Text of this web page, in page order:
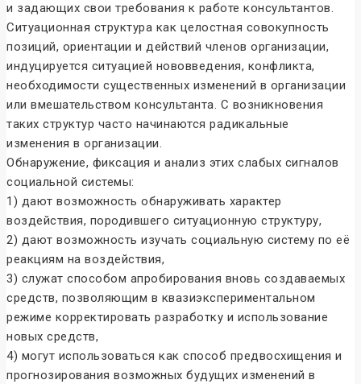
и задающих свои требования к работе консультантов.
Ситуационная структура как целостная совокупность
позиций, ориентации и действий членов организации,
индуцируется ситуацией нововведения, конфликта,
необходимости существенных изменений в организации
или вмешательством консультанта. С возникновения
таких структур часто начинаются радикальные
изменения в организации.
Обнаружение, фиксация и анализ этих слабых сигналов
социальной системы:
1) дают возможность обнаруживать характер
воздействия, породившего ситуационную структуру,
2) дают возможность изучать социальную систему по её
реакциям на воздействия,
3) служат способом апробирования вновь создаваемых
средств, позволяющим в квазиэкспериментальном
режиме корректировать разработку и использование
новых средств,
4) могут использоваться как способ предвосхищения и
прогнозирования возможных будущих изменений в